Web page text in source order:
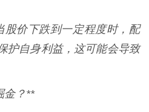
股价下跌到一定程度时，配
护自身利益，这可能会导致
金？**